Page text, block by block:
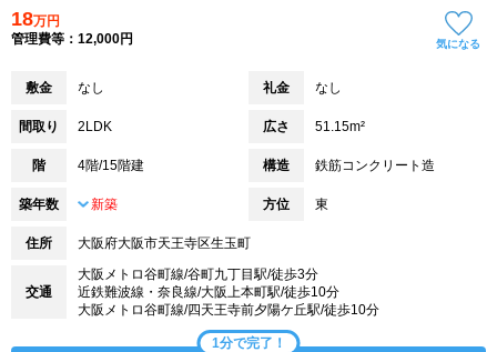
18万円
管理費等：12,000円
気になる
敷金 なし 礼金 なし
間取り 2LDK 広さ 51.15m²
階 4階/15階建 構造 鉄筋コンクリート造
築年数 新築 方位 東
住所 大阪府大阪市天王寺区生玉町
交通
大阪メトロ谷町線/谷町九丁目駅/徒歩3分
近鉄難波線・奈良線/大阪上本町駅/徒歩10分
大阪メトロ谷町線/四天王寺前夕陽ケ丘駅/徒歩10分
1分で完了！